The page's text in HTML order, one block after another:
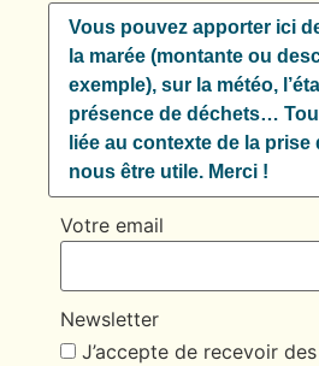
Votre email
Newsletter
J’accepte de recevoir